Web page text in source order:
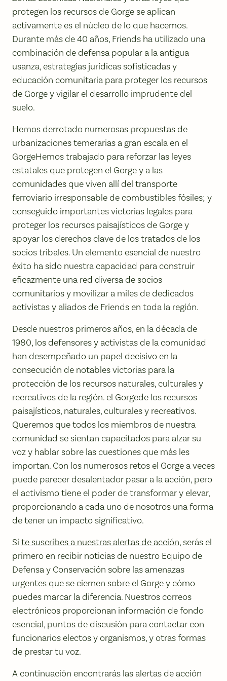
protegen los recursos de Gorge se aplican
activamente es el núcleo de lo que hacemos.
Durante más de 40 años, Friends ha utilizado una
combinación de defensa popular a la antigua
usanza, estrategias jurídicas sofisticadas y
educación comunitaria para proteger los recursos
de Gorge y vigilar el desarrollo imprudente del
suelo.
Hemos derrotado numerosas propuestas de
urbanizaciones temerarias a gran escala en el
GorgeHemos trabajado para reforzar las leyes
estatales que protegen el Gorge y a las
comunidades que viven allí del transporte
ferroviario irresponsable de combustibles fósiles; y
conseguido importantes victorias legales para
proteger los recursos paisajísticos de Gorge y
apoyar los derechos clave de los tratados de los
socios tribales. Un elemento esencial de nuestro
éxito ha sido nuestra capacidad para construir
eficazmente una red diversa de socios
comunitarios y movilizar a miles de dedicados
activistas y aliados de Friends en toda la región.
Desde nuestros primeros años, en la década de
1980, los defensores y activistas de la comunidad
han desempeñado un papel decisivo en la
consecución de notables victorias para la
protección de los recursos naturales, culturales y
recreativos de la región. el Gorgede los recursos
paisajísticos, naturales, culturales y recreativos.
Queremos que todos los miembros de nuestra
comunidad se sientan capacitados para alzar su
voz y hablar sobre las cuestiones que más les
importan. Con los numerosos retos el Gorge a veces
puede parecer desalentador pasar a la acción, pero
el activismo tiene el poder de transformar y elevar,
proporcionando a cada uno de nosotros una forma
de tener un impacto significativo.
Si te suscribes a nuestras alertas de acción, serás el
primero en recibir noticias de nuestro Equipo de
Defensa y Conservación sobre las amenazas
urgentes que se ciernen sobre el Gorge y cómo
puedes marcar la diferencia. Nuestros correos
electrónicos proporcionan información de fondo
esencial, puntos de discusión para contactar con
funcionarios electos y organismos, y otras formas
de prestar tu voz.
A continuación encontrarás las alertas de acción